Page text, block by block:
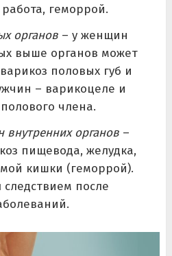
геморрой.
органов– у женщин
выше органов может
половых губ и
– варикоцеле и
члена.
внутренних органов–
пищевода, желудка,
кишки (геморрой).
после